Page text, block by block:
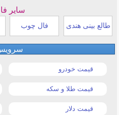
سایر
طالع بینی هندی فال چوب
قیمت خودرو
قیمت طلا و سکه
قیمت دلار